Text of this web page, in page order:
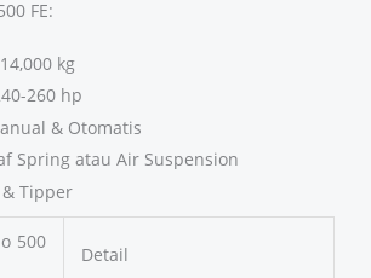
FE:
kg
260 hp
& Otomatis
Spring atau Air Suspension
Tipper
500
Detail